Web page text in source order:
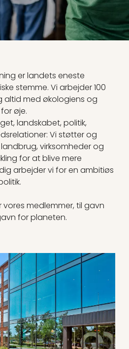
er landets eneste
stemme. Vi arbejder 100
altid med økologiens og
øje.
landskabet, politik,
Vi støtter og
virksomheder og
for at blive mere
arbejder vi for en ambitiøs
medlemmer, til gavn
for planeten.